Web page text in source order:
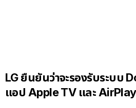
LG ยืนยันว่าจะรองรับระบบ
แอป Apple TV และ